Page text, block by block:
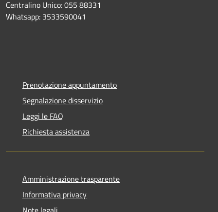
Centralino Unico: 055 88331
Whatsapp: 3533590041
Prenotazione appuntamento
Segnalazione disservizio
Leggi le FAQ
Richiesta assistenza
Amministrazione trasparente
Informativa privacy